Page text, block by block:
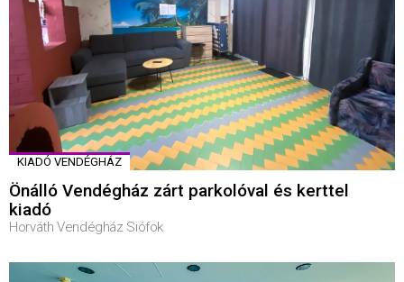
KIADÓ VENDÉGHÁZ
Önálló Vendégház zárt parkolóval és kerttel
kiadó
Horváth Vendégház Siófok